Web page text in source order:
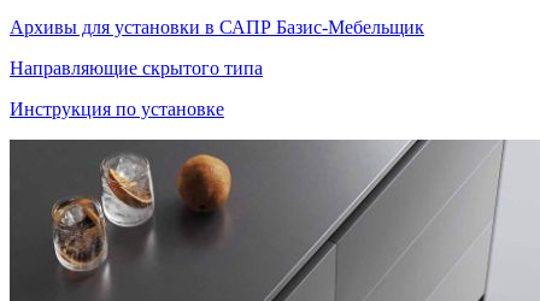
Архивы для установки в САПР Базис-Мебельщик
Направляющие скрытого типа
Инструкция по установке